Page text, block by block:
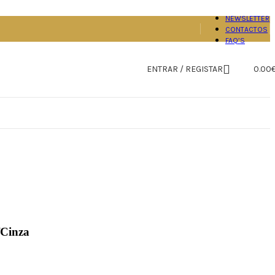
NEWSLETTER
CONTACTOS
FAQ’S
ENTRAR / REGISTAR 0.00